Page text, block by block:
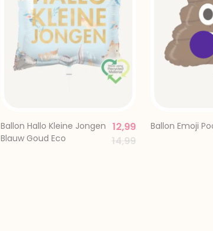
Ballon Hallo Kleine Jongen
Blauw Goud Eco
Price reduced from
14,99to
12,99 Ballon Emoji